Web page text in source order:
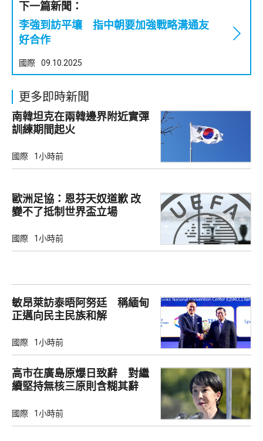
下一篇新聞：
李強到訪平壤 指中朝要加強戰略溝通友
好合作
國際 09.10.2025
更多即時新聞
南韓坦克在兩韓邊界附近實彈
訓練期間起火
國際 1小時前
歐洲足協：恩芬天奴道歉 改
變不了抵制世界盃立場
國際 1小時前
敏昂萊訪泰晤阿努廷 稱緬甸
正邁向民主民族和解
國際 1小時前
高市在廣島原爆日致辭 對繼
續堅持無核三原則含糊其辭
國際 1小時前